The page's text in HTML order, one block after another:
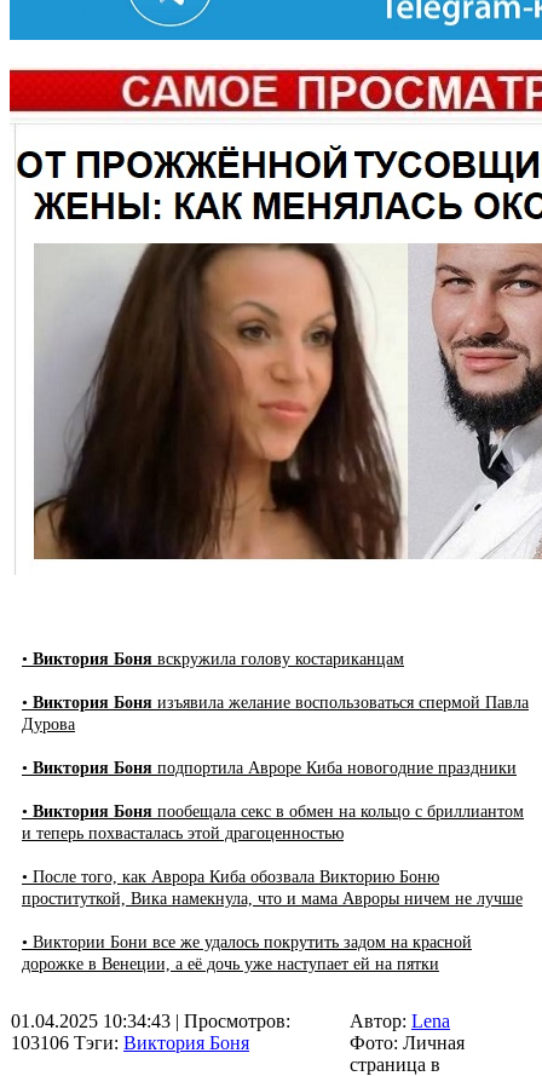
• Виктория Боня вскружила голову костариканцам
• Виктория Боня изъявила желание воспользоваться спермой Павла
Дурова
• Виктория Боня подпортила Авроре Киба новогодние праздники
• Виктория Боня пообещала секс в обмен на кольцо с бриллиантом
и теперь похвасталась этой драгоценностью
• После того, как Аврора Киба обозвала Викторию Боню
проституткой, Вика намекнула, что и мама Авроры ничем не лучше
• Виктории Бони все же удалось покрутить задом на красной
дорожке в Венеции, а её дочь уже наступает ей на пятки
01.04.2025 10:34:43 | Просмотров:
103106 Тэги: Виктория Боня
Автор: Lena
Фото: Личная
страница в